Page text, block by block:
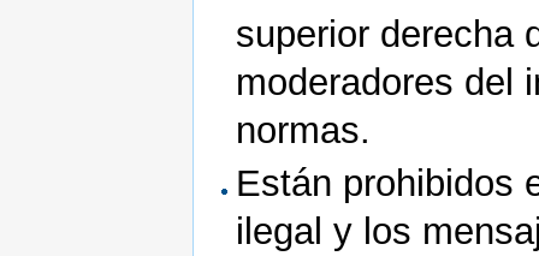
superior derecha
moderadores del
normas.
Están prohibidos
ilegal y los